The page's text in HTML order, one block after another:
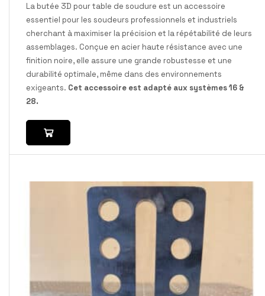
La butée 3D pour table de soudure est un accessoire
essentiel pour les soudeurs professionnels et industriels
cherchant à maximiser la précision et la répétabilité de leurs
assemblages. Conçue en acier haute résistance avec une
finition noire, elle assure une grande robustesse et une
durabilité optimale, même dans des environnements
exigeants. Cet accessoire est adapté aux systèmes 16 &
28.